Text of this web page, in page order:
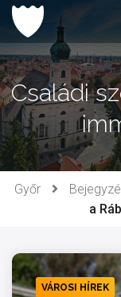
Ugrás
tartalomhoz
Családi
Győr
a
VÁROSI HÍREK